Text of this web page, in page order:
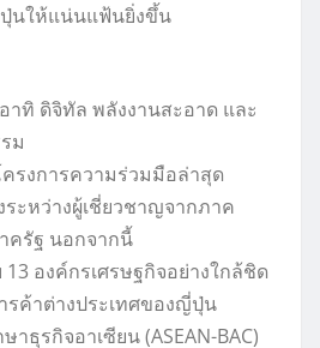
นให้แน่นแฟ้นยิ่งขึ้น
ทิ ดิจิทัล พลังงานสะอาด และ
ม
รงการความร่วมมือล่าสุด
ระหว่างผู้เชี่ยวชาญจากภาค
ครัฐ นอกจากนี้
13 องค์กรเศรษฐกิจอย่างใกล้ชิด
รค้าต่างประเทศของญี่ปุ่น
าธุรกิจอาเซียน (ASEAN-BAC)